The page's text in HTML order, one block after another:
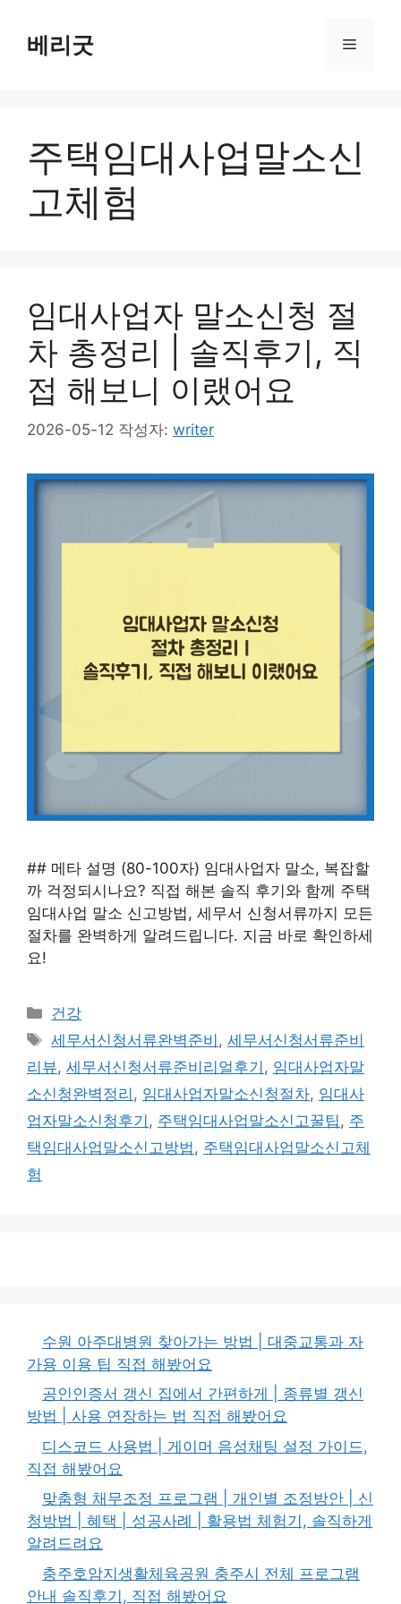
베리굿 메
주택임대사업말소신
고체험
임대사업자 말소신청 절
차 총정리 | 솔직후기, 직
접 해보니 이랬어요
2026-05-12 작성자: writer
## 메타 설명 (80-100자) 임대사업자 말소, 복잡할
까 걱정되시나요? 직접 해본 솔직 후기와 함께 주택
임대사업 말소 신고방법, 세무서 신청서류까지 모든
절차를 완벽하게 알려드립니다. 지금 바로 확인하세
요!
카
테
고
리
건강
태
그
세무서신청서류완벽준비 ,세무서신청서류준비
리뷰, 세무서신청서류준비리얼후기 , 임대사업자말
소신청완벽정리 , 임대사업자말소신청절차, 임대사
업자말소신청후기 , 주택임대사업말소신고꿀팁 , 주
택임대사업말소신고방법 , 주택임대사업말소신고체
험
수원 아주대병원 찾아가는 방법 | 대중교통과 자
가용 이용 팁 직접 해봤어요
공인인증서 갱신 집에서 간편하게 | 종류별 갱신
방법 | 사용 연장하는 법 직접 해봤어요
디스코드 사용법 | 게이머 음성채팅 설정 가이드,
직접 해봤어요
맞춤형 채무조정 프로그램 | 개인별 조정방안 | 신
청방법 | 혜택 | 성공사례 | 활용법 체험기, 솔직하게
알려드려요
충주호암지생활체육공원 충주시 전체 프로그램
안내 솔직후기, 직접 해봤어요